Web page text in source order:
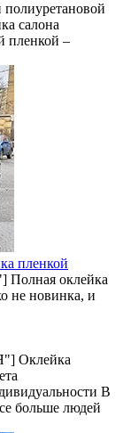
салона
пленкой –
пленкой
Полная оклейка
не новинка, и
Оклейка
В
больше людей